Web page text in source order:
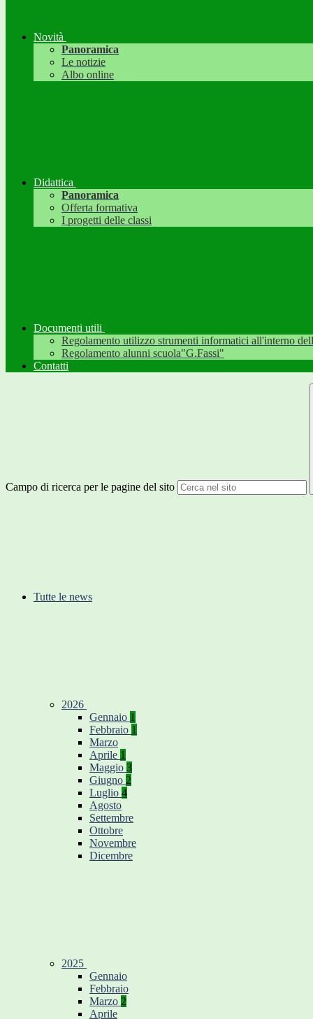
Novità
Panoramica
Le notizie
Albo online
Didattica
Panoramica
Offerta formativa
I progetti delle classi
Documenti utili
Regolamento utilizzo strumenti informatici all'interno
Regolamento alunni scuola"G.Fassi"
Contatti
Campo di ricerca per le pagine del sito
Tutte le news
2026
Gennaio 1
Febbraio 1
Marzo
Aprile 1
Maggio 3
Giugno 2
Luglio 4
Agosto
Settembre
Ottobre
Novembre
Dicembre
2025
Gennaio
Febbraio
Marzo 2
Aprile